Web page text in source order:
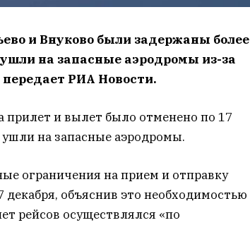
и Внуково были задержаны более
на запасные аэродромы из-за
РИА Новости.
и вылет было отменено по 17
ушли на запасные аэродромы.
ограничения на прием и отправку
объяснив это необходимостью
рейсов осуществлялся «по